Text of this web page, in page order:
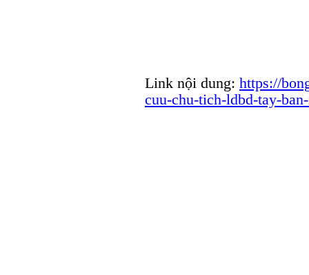
Link nội dung: https://
cuu-chu-tich-ldbd-tay-